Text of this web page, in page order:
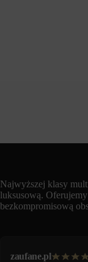
Najwyższej klasy
luksusową.
bezkompromisową
zaufane.pl